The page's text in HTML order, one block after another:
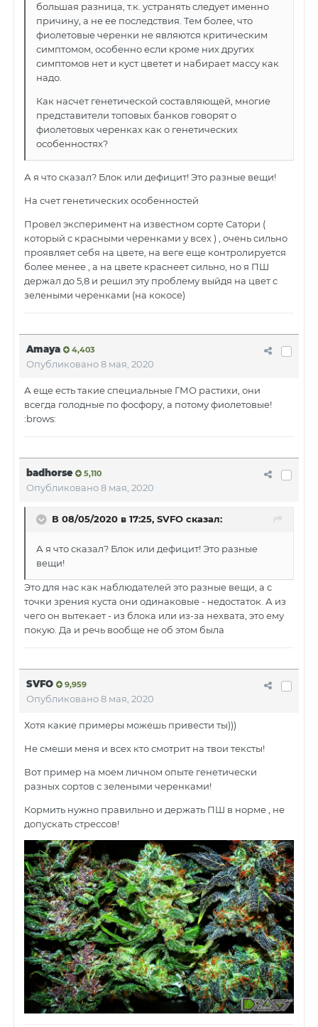
большая разница, т.к. устранять следует именно
причину, а не ее последствия. Тем более, что
фиолетовые черенки не являются критическим
симптомом, особенно если кроме них других
симптомов нет и куст цветет и набирает массу как
надо.
Как насчет генетической составляющей, многие
представители топовых банков говорят о
фиолетовых черенках как о генетических
особенностях?
А я что сказал? Блок или дефицит! Это разные вещи!
На счет генетических особенностей
Провел эксперимент на известном сорте Сатори (
который с красными черенками у всех ) , очень сильно
проявляет себя на цвете, на веге еще контролируется
более менее , а на цвете краснеет сильно, но я ПШ
держал до 5,8 и решил эту проблему выйдя на цвет с
зелеными черенками (на кокосе)
Amaya 4,403
Опубликовано8 мая, 2020
А еще есть такие специальные ГМО растихи, они
всегда голодные по фосфору, а потому фиолетовые!
:brows:
badhorse 5,110
Опубликовано8 мая, 2020
В 08/05/2020 в 17:25, SVFO сказал:
А я что сказал? Блок или дефицит! Это разные
вещи!
Это для нас как наблюдателей это разные вещи, а с
точки зрения куста они одинаковые - недостаток. А из
чего он вытекает - из блока или из-за нехвата, это ему
покую. Да и речь вообще не об этом была
SVFO 9,959
Опубликовано8 мая, 2020
Хотя какие примеры можешь привести ты)))
Не смеши меня и всех кто смотрит на твои тексты!
Вот пример на моем личном опыте генетически
разных сортов с зелеными черенками!
Кормить нужно правильно и держать ПШ в норме , не
допускать стрессов!